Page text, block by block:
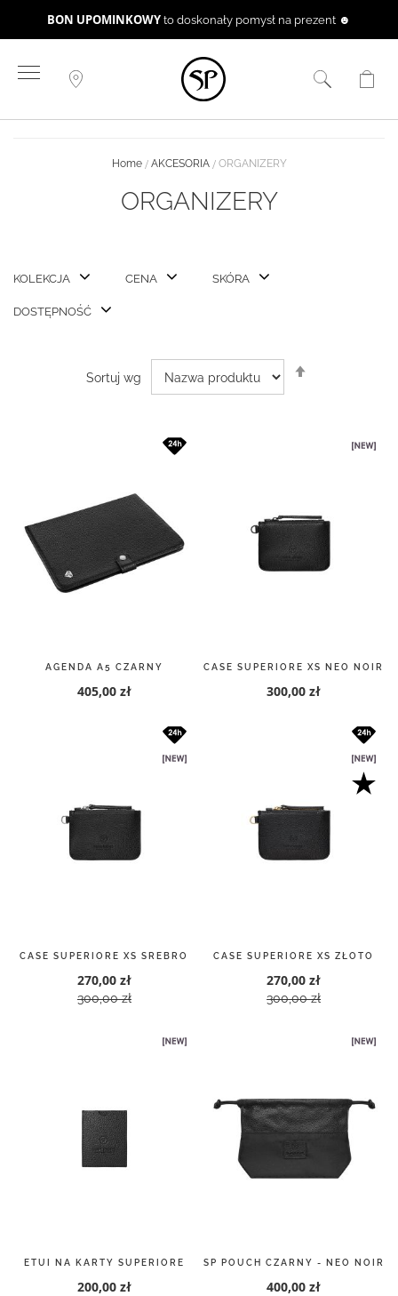
BON UPOMINKOWY to doskonały pomysł na prezent ☻
do
treści
Home AKCESORIA ORGANIZERY
ORGANIZERY
KOLEKCJA CENA SKÓRA
DOSTĘPNOŚĆ
Sortuj wg
AGENDA A5 CZARNY
405,00 zł
CASE SUPERIORE XS NEO NOIR
300,00 zł
CASE SUPERIORE XS SREBRO
270,00 zł
300,00 zł
CASE SUPERIORE XS ZŁOTO
270,00 zł
300,00 zł
ETUI NA KARTY SUPERIORE
200,00 zł
SP POUCH CZARNY - NEO NOIR
400,00 zł